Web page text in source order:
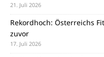
21. Juli 2026
Rekordhoch: Österreichs
zuvor
17. Juli 2026